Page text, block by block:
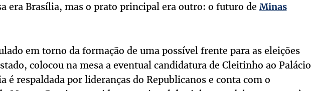
era Brasília, mas o prato principal era outro: o futuro de Minas
em torno da formação de uma possível frente para as eleições
colocou na mesa a eventual candidatura de Cleitinho ao Palácio
é respaldada por lideranças do Republicanos e conta com o